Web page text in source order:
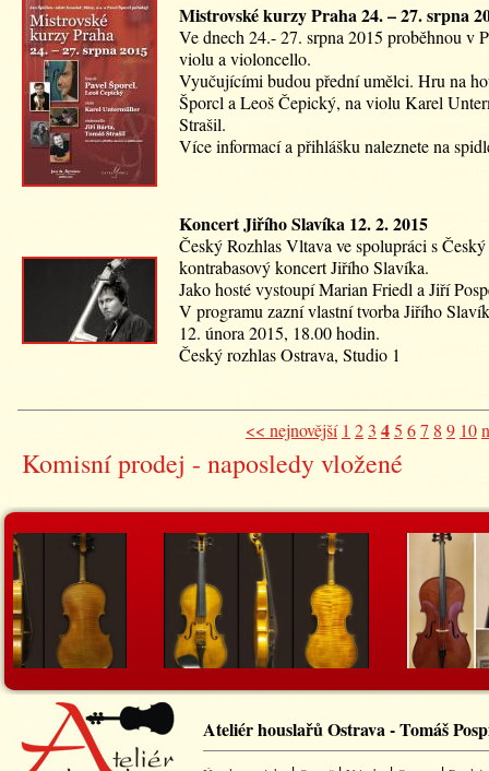
Mistrovské kurzy Praha 24. – 27. srpna
Ve dnech 24.- 27. srpna 2015 proběhnou v
violu a violoncello.
Vyučujícími budou přední umělci. Hru na
Šporcl a Leoš Čepický, na violu Karel
Strašil.
Více informací a přihlášku naleznete na
Koncert Jiřího Slavíka 12. 2. 2015
Český Rozhlas Vltava ve spolupráci s
kontrabasový koncert Jiřího Slavíka.
Jako hosté vystoupí Marian Friedl a Jiří
V programu zazní vlastní tvorba Jiřího
12. února 2015, 18.00 hodin.
Český rozhlas Ostrava, Studio 1
<< nejnovější 1 2 3 45 67 8 9 10
Komisní prodej - naposledy vložené
Ateliér houslařů Ostrava - Tomáš